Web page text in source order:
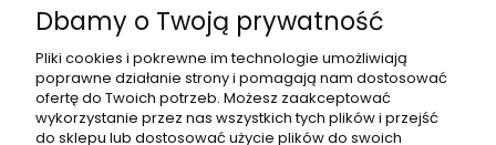
Moje konto
Płatności i dostawa
Dbamy o Twoją prywatność
Pliki cookies i pokrewne im technologie umożliwiają
poprawne działanie strony i pomagają nam dostosować
ofertę do Twoich potrzeb. Możesz zaakceptować
wykorzystanie przez nas wszystkich tych plików i przejść
do sklepu lub dostosować użycie plików do swoich